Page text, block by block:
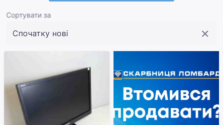
Сортувати за